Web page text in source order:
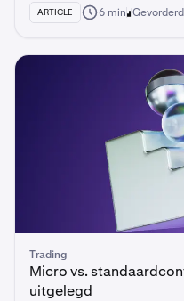
ARTICLE 6 min Gevorderd
Trading
Micro vs.
uitgelegd